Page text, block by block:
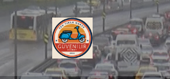
İçeriğe
geç